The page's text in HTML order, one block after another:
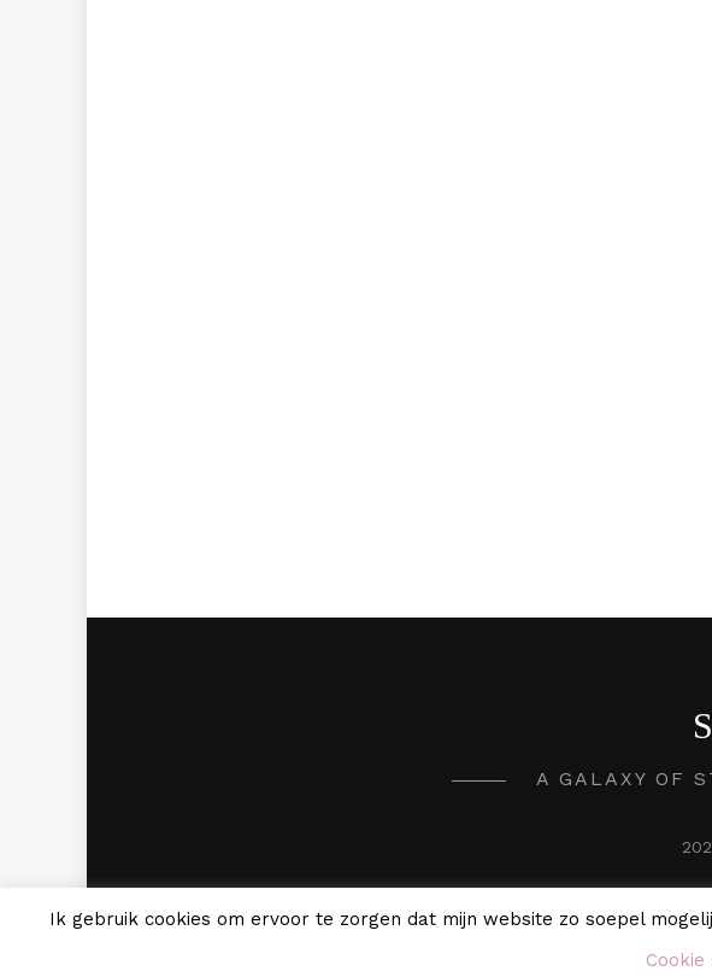
A GALAXY OF
Ik gebruik cookies om ervoor te zorgen dat mijn website zo soepel
Cookie